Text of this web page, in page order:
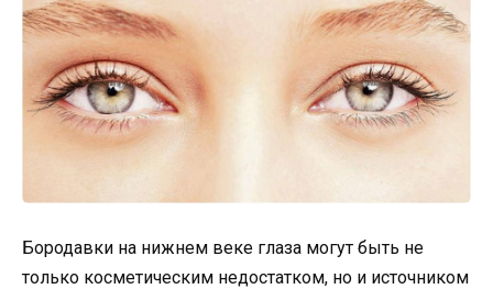
Бородавки на нижнем веке глаза могут быть не
только косметическим недостатком, но и источником